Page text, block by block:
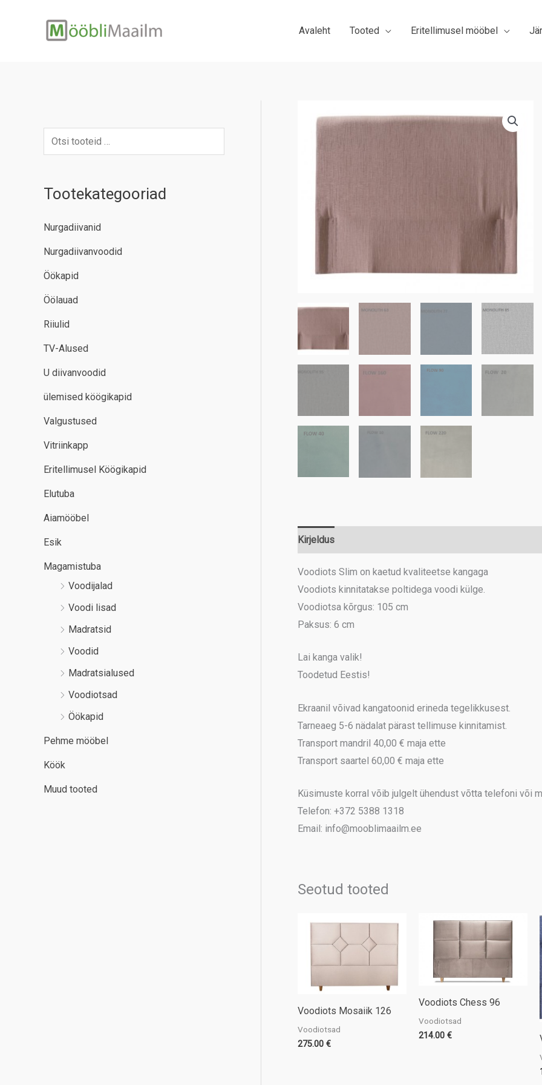
Avaleht Tooted Eritellimusel mööbel
Tootekategooriad
Nurgadiivanid
Nurgadiivanvoodid
Öökapid
Öölauad
Riiulid
TV-Alused
U diivanvoodid
ülemised köögikapid
Valgustused
Vitriinkapp
Eritellimusel Köögikapid
Elutuba
Aiamööbel
Esik
Magamistuba
Voodijalad
Voodi lisad
Madratsid
Voodid
Madratsialused
Voodiotsad
Öökapid
Pehme mööbel
Köök
Muud tooted
Kirjeldus
Voodiots Slim on kaetud kvaliteetse kangaga
Voodiots kinnitatakse poltidega voodi külge.
Voodiotsa kõrgus: 105 cm
Paksus: 6 cm
Lai kanga valik!
Toodetud Eestis!
Ekraanil võivad kangatoonid erineda tegelikkusest.
Tarneaeg 5-6 nädalat pärast tellimuse kinnitamist.
Transport mandril 40,00 € maja ette
Transport saartel 60,00 € maja ette
Küsimuste korral võib julgelt ühendust võtta telefoni või
Telefon: +372 5388 1318
Email: info@mooblimaailm.ee
Seotud tooted
Voodiots Mosaiik 126
Voodiotsad
275.00 €
Voodiots Chess 96
Voodiotsad
214.00 €